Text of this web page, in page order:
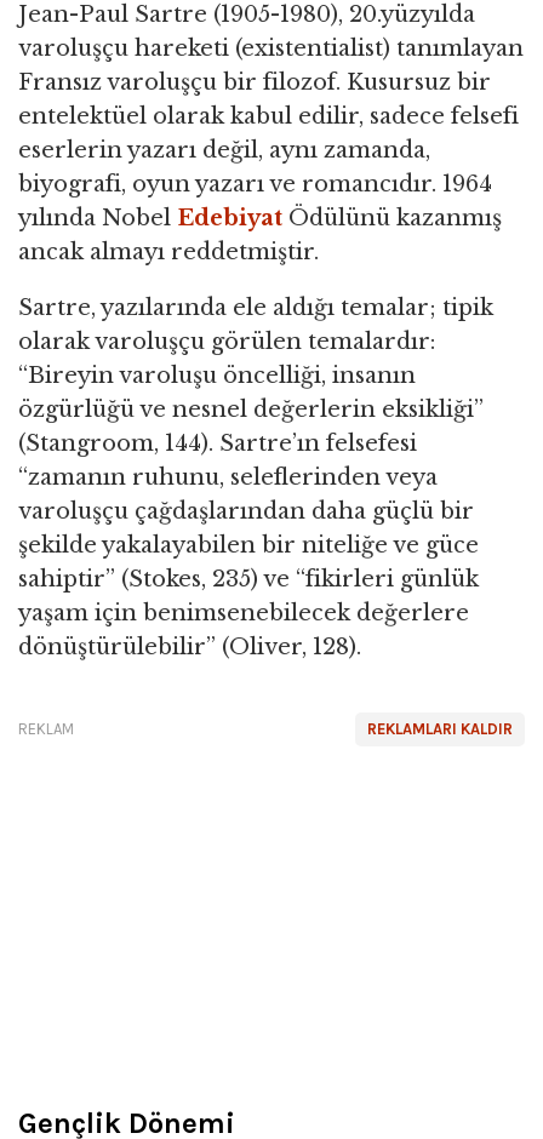
Jean-Paul Sartre (1905-1980), 20.yüzyılda
varoluşçu hareketi (existentialist) tanımlayan
Fransız varoluşçu bir filozof. Kusursuz bir
entelektüel olarak kabul edilir, sadece felsefi
eserlerin yazarı değil, aynı zamanda,
biyografi, oyun yazarı ve romancıdır. 1964
yılında Nobel Edebiyat Ödülünü kazanmış
ancak almayı reddetmiştir.
Sartre, yazılarında ele aldığı temalar; tipik
olarak varoluşçu görülen temalardır:
“Bireyin varoluşu öncelliği, insanın
özgürlüğü ve nesnel değerlerin eksikliği”
(Stangroom, 144). Sartre’ın felsefesi
“zamanın ruhunu, seleflerinden veya
varoluşçu çağdaşlarından daha güçlü bir
şekilde yakalayabilen bir niteliğe ve güce
sahiptir” (Stokes, 235) ve “fikirleri günlük
yaşam için benimsenebilecek değerlere
dönüştürülebilir” (Oliver, 128).
REKLAMLARI KALDIR
REKLAM
Gençlik Dönemi